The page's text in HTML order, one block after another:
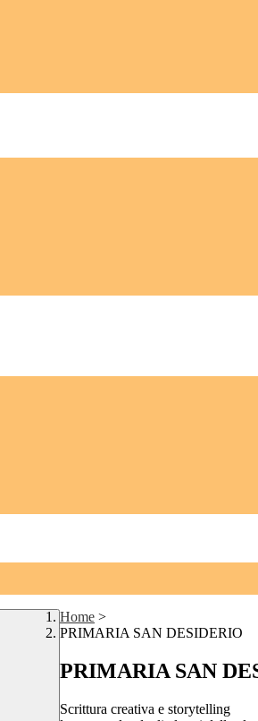
Home >
PRIMARIA SAN DESIDERIO
PRIMARIA SAN
Scrittura creativa e storytelling